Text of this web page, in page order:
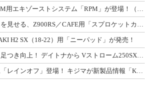
RPM から ホンダ GROM用エキゾーストシステム「RPM」が登場！（動画あり
カスタムスプロケットを見せる、Z900RS／CAFE用「スプロケットカバーフルキ
H2 SX（18-22）用「ニーパッド」が発売！
ゲル素材入りで快適＆足つき向上！ デイトナから Vストローム250SX用「快適ロ
ミラー用撥水フィルム「レインオフ」登場！ キジマが新製品情報「KIJIMA NE